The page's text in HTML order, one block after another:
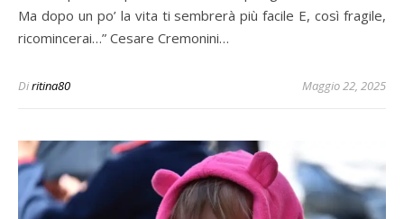
Ma dopo un po’ la vita ti sembrerà più facile E, così fragile,
ricomincerai…” Cesare Cremonini…
Diritina80 Maggio 22, 2025